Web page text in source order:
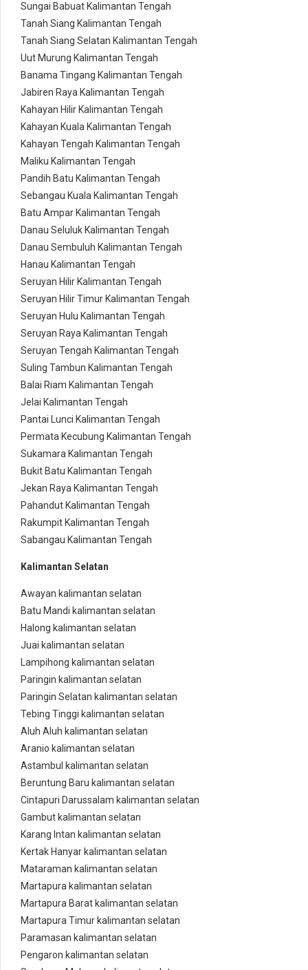
Sungai Babuat Kalimantan Tengah
Tanah Siang Kalimantan Tengah
Tanah Siang Selatan Kalimantan Tengah
Uut Murung Kalimantan Tengah
Banama Tingang Kalimantan Tengah
Jabiren Raya Kalimantan Tengah
Kahayan Hilir Kalimantan Tengah
Kahayan Kuala Kalimantan Tengah
Kahayan Tengah Kalimantan Tengah
Maliku Kalimantan Tengah
Pandih Batu Kalimantan Tengah
Sebangau Kuala Kalimantan Tengah
Batu Ampar Kalimantan Tengah
Danau Seluluk Kalimantan Tengah
Danau Sembuluh Kalimantan Tengah
Hanau Kalimantan Tengah
Seruyan Hilir Kalimantan Tengah
Seruyan Hilir Timur Kalimantan Tengah
Seruyan Hulu Kalimantan Tengah
Seruyan Raya Kalimantan Tengah
Seruyan Tengah Kalimantan Tengah
Suling Tambun Kalimantan Tengah
Balai Riam Kalimantan Tengah
Jelai Kalimantan Tengah
Pantai Lunci Kalimantan Tengah
Permata Kecubung Kalimantan Tengah
Sukamara Kalimantan Tengah
Bukit Batu Kalimantan Tengah
Jekan Raya Kalimantan Tengah
Pahandut Kalimantan Tengah
Rakumpit Kalimantan Tengah
Sabangau Kalimantan Tengah
Kalimantan Selatan
Awayan kalimantan selatan
Batu Mandi kalimantan selatan
Halong kalimantan selatan
Juai kalimantan selatan
Lampihong kalimantan selatan
Paringin kalimantan selatan
Paringin Selatan kalimantan selatan
Tebing Tinggi kalimantan selatan
Aluh Aluh kalimantan selatan
Aranio kalimantan selatan
Astambul kalimantan selatan
Beruntung Baru kalimantan selatan
Cintapuri Darussalam kalimantan selatan
Gambut kalimantan selatan
Karang Intan kalimantan selatan
Kertak Hanyar kalimantan selatan
Mataraman kalimantan selatan
Martapura kalimantan selatan
Martapura Barat kalimantan selatan
Martapura Timur kalimantan selatan
Paramasan kalimantan selatan
Pengaron kalimantan selatan